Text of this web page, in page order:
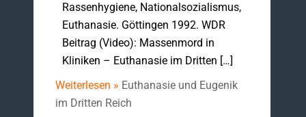
Rassenhygiene, Nationalsozialismus,
Euthanasie. Göttingen 1992. WDR
Beitrag (Video): Massenmord in
Kliniken – Euthanasie im Dritten […]
Weiterlesen » Euthanasie und Eugenik
im Dritten Reich